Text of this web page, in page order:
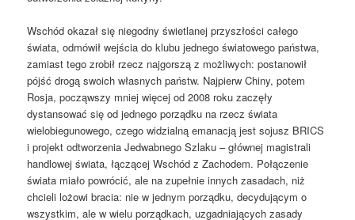
Wschód okazał się niegodny świetlanej przyszłości całego
świata, odmówił wejścia do klubu jednego światowego państwa,
zamiast tego zrobił rzecz najgorszą z możliwych: postanowił
pójść drogą swoich własnych państw. Najpierw Chiny, potem
Rosja, począwszy mniej więcej od 2008 roku zaczęły
dystansować się od jednego porządku na rzecz świata
wielobiegunowego, czego widzialną emanacją jest sojusz BRICS
i projekt odtworzenia Jedwabnego Szlaku – głównej magistrali
handlowej świata, łączącej Wschód z Zachodem. Połączenie
świata miało powrócić, ale na zupełnie innych zasadach, niż
chcieli lożowi bracia: nie w jednym porządku, decydującym o
wszystkim, ale w wielu porządkach, uzgadniających zasady